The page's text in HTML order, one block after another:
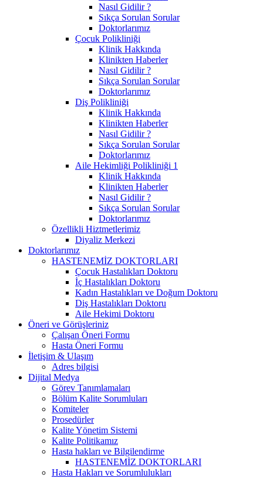
Nasıl Gidilir ?
Sıkça Sorulan Sorular
Doktorlarımız
Çocuk Polikliniği
Klinik Hakkında
Klinikten Haberler
Nasıl Gidilir ?
Sıkça Sorulan Sorular
Doktorlarımız
Diş Polikliniği
Klinik Hakkında
Klinikten Haberler
Nasıl Gidilir ?
Sıkça Sorulan Sorular
Doktorlarımız
Aile Hekimliği Polikliniği 1
Klinik Hakkında
Klinikten Haberler
Nasıl Gidilir ?
Sıkça Sorulan Sorular
Doktorlarımız
Özellikli Hiztmetlerimiz
Diyaliz Merkezi
Doktorlarımız
HASTENEMİZ DOKTORLARI
Çocuk Hastalıkları Doktoru
İç Hastalıkları Doktoru
Kadın Hastalıkları ve Doğum Doktoru
Diş Hastalıkları Doktoru
Aile Hekimi Doktoru
Öneri ve Görüşleriniz
Çalışan Öneri Formu
Hasta Öneri Formu
İletişim & Ulaşım
Adres bilgisi
Dijital Medya
Görev Tanımlamaları
Bölüm Kalite Sorumluları
Komiteler
Prosedürler
Kalite Yönetim Sistemi
Kalite Politikamız
Hasta hakları ve Bilgilendirme
HASTENEMİZ DOKTORLARI
Hasta Hakları ve Sorumlulukları